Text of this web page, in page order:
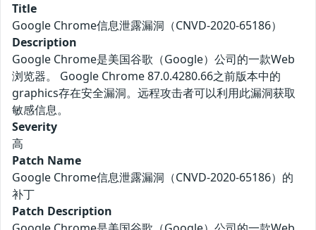
Title
Google Chrome信息泄露漏洞（CNVD-2020-65186）
Description
Google Chrome是美国谷歌（Google）公司的一款Web
浏览器。 Google Chrome 87.0.4280.66之前版本中的
graphics存在安全漏洞。远程攻击者可以利用此漏洞获取
敏感信息。
Severity
高
Patch Name
Google Chrome信息泄露漏洞（CNVD-2020-65186）的
补丁
Patch Description